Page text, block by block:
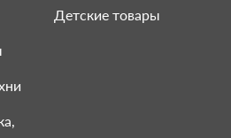
Детские товары